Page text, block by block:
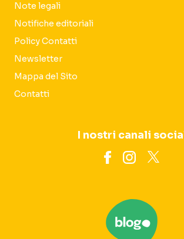
Note legali
Notifiche editoriali
Policy Contatti
Newsletter
Mappa del Sito
Contatti
I nostri canali